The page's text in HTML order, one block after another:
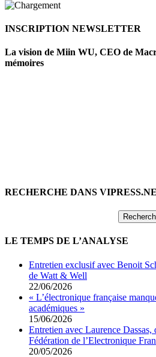
INSCRIPTION NEWSLETTER
La vision de Miin WU, CEO de
mémoires
RECHERCHE DANS
LE TEMPS DE L’ANALYSE
Entretien exclusif avec Benoit
de Watt & Well
22/06/2026
« L’électronique française
académiques »
15/06/2026
Entretien avec Laurence Dassas,
Fédération de l’Electronique
20/05/2026